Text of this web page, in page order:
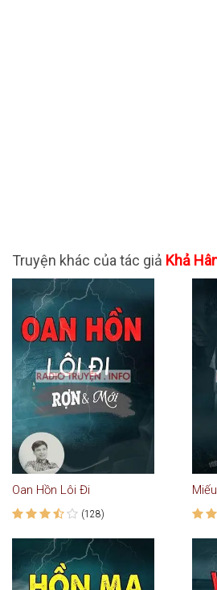
Truyện khác của tác giả Khả
Oan Hồn Lôi Đi
(128)